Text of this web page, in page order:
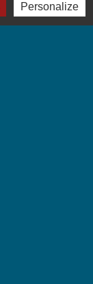
Personalize